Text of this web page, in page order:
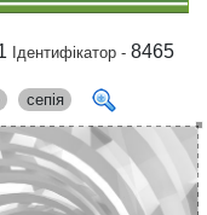
Ідентифікатор -8465
сепія